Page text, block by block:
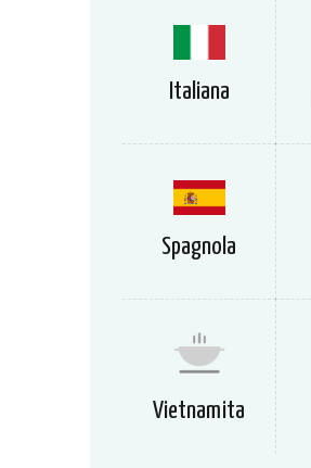
Italiana
Spagnola
Vietnamita